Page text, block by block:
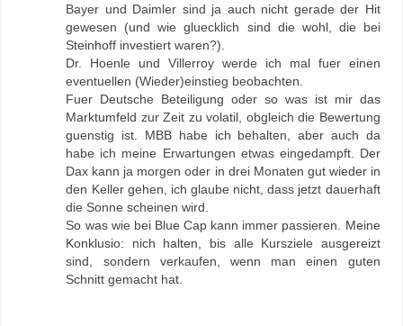
Bayer und Daimler sind ja auch nicht gerade der Hit
gewesen (und wie gluecklich sind die wohl, die bei
Steinhoff investiert waren?).
Dr. Hoenle und Villerroy werde ich mal fuer einen
eventuellen (Wieder)einstieg beobachten.
Fuer Deutsche Beteiligung oder so was ist mir das
Marktumfeld zur Zeit zu volatil, obgleich die Bewertung
guenstig ist. MBB habe ich behalten, aber auch da
habe ich meine Erwartungen etwas eingedampft. Der
Dax kann ja morgen oder in drei Monaten gut wieder in
den Keller gehen, ich glaube nicht, dass jetzt dauerhaft
die Sonne scheinen wird.
So was wie bei Blue Cap kann immer passieren. Meine
Konklusio: nich halten, bis alle Kursziele ausgereizt
sind, sondern verkaufen, wenn man einen guten
Schnitt gemacht hat.